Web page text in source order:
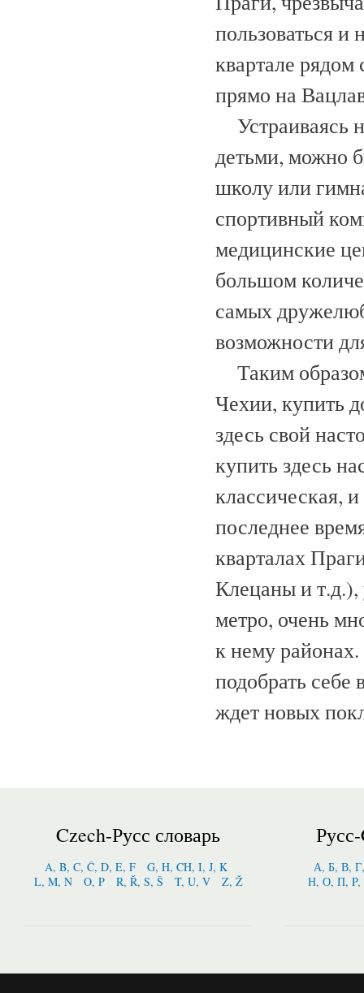
пользоваться
квартале
прямо на
Устраиваясь
детьми, можно
школу или
спортивный
медицинские
большом
самых
возможности
Таким
Чехии, купить
здесь свой
купить здесь
классическая,
последнее
кварталах
Клецаны и т.д.),
метро, очень
к нему
подобрать себе
ждет новых
Czech-Русс словарь
A, B, C, Č, D, E, F
G, H, CH, I, J, K
L, M, N
O, P R, Ř, S, Š T, U, V Z, Ž
А, Б, В,
Н, О, П,